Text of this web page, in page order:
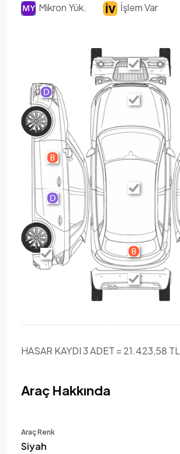
Araç Hakkında
Araç Renk
Siyah
Mikron Yük.
İşlem Var
HASAR KAYDI 3 ADET = 21.423,58 TL